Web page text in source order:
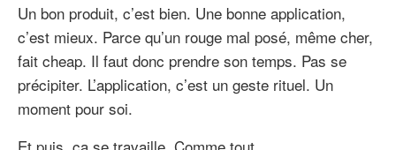
Un bon produit, c’est bien. Une bonne application,
c’est mieux. Parce qu’un rouge mal posé, même cher,
fait cheap. Il faut donc prendre son temps. Pas se
précipiter. L’application, c’est un geste rituel. Un
moment pour soi.
Et puis, ça se travaille. Comme tout.